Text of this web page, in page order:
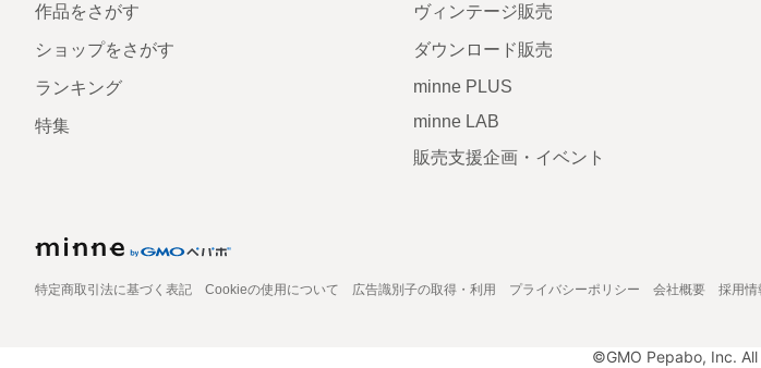
作品をさがす
ショップをさがす
ランキング
特集
ヴィンテージ販売
ダウンロード販売
minne PLUS
minne LAB
販売支援企画・イベント
特定商取引法に基づく表記 Cookieの使用について 広告識別子の取得・利用 プライバシーポリシー 会社概要 採用情
©GMO Pepabo, Inc.